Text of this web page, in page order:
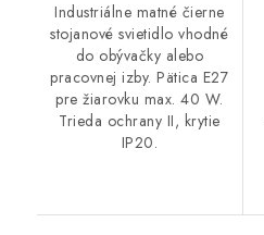
Industriálne matné čierne
stojanové svietidlo vhodné
do obývačky alebo
pracovnej izby. Pätica E27
pre žiarovku max. 40 W.
Trieda ochrany II, krytie
IP20.